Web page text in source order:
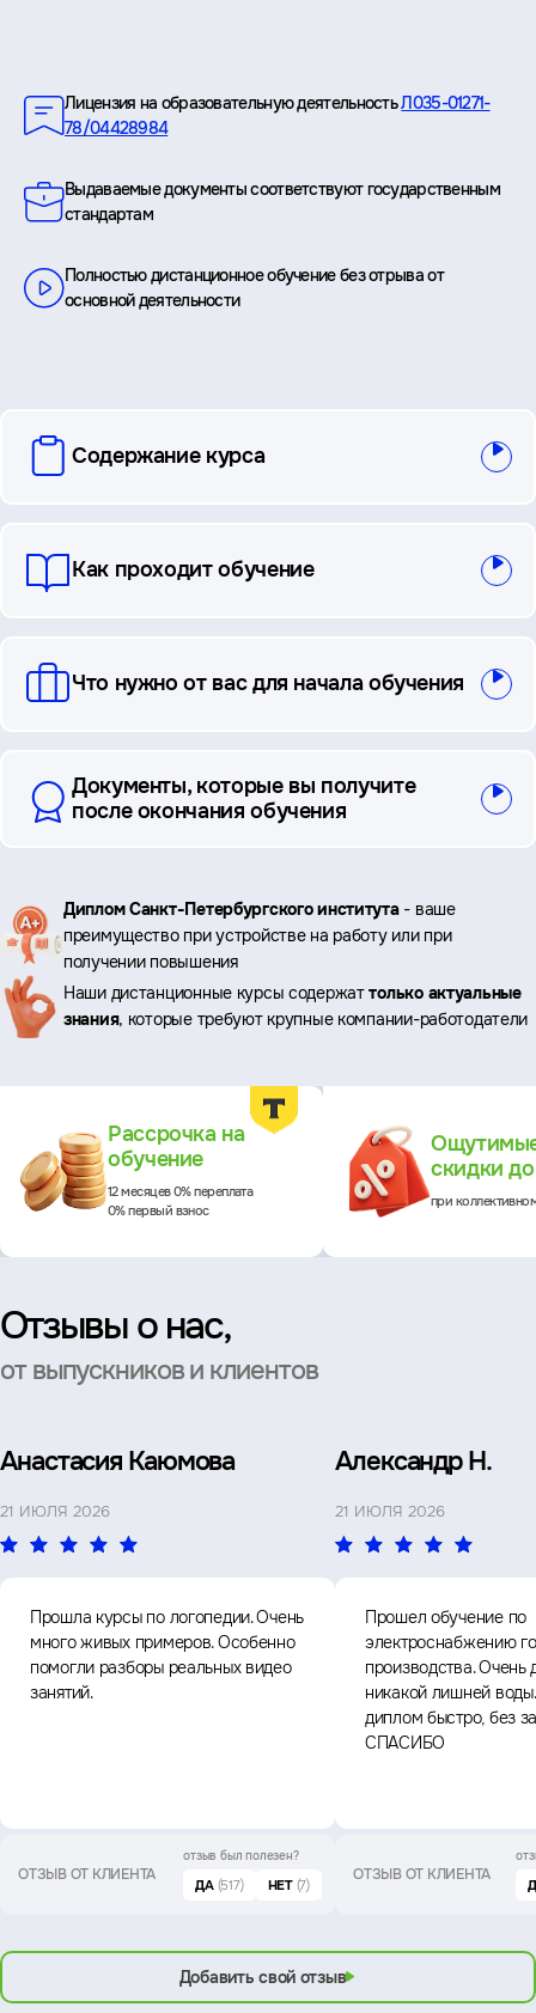
Лицензия на образовательную деятельностьЛ035-01271-
78/04428984
Выдаваемые документы соответствуют государственным
стандартам
Полностью дистанционное обучение без отрыва от
основной деятельности
вопросы
Содержание курса
Как проходит обучение
Что нужно от вас для начала обучения
Документы, которые вы получите
после окончания обучения
Ключевые
преимущества
Диплом Санкт-Петербургского института- ваше
преимущество при устройстве на работу или при
получении повышения
Наши дистанционные курсы содержаттолько актуальные
знания, которые требуют крупные компании-работодатели
Рассрочка на
обучение
12 месяцев 0% переплата
0% первый взнос
скидки
при
Отзывы о нас,
от выпускников и клиентов
Анастасия Каюмова
21 ИЮЛЯ 2026
Прошла курсы по логопедии. Очень
много живых примеров. Особенно
помогли разборы реальных видео
занятий.
ОТЗЫВ ОТ КЛИЕНТА
отзыв был полезен?
ДА (517) НЕТ (7)
Александр Н.
21 ИЮЛЯ 2026
Прошел обучение по
электроснабжению
производства. Очень
никакой лишней
диплом быстро, без
СПАСИБО
ОТЗЫВ ОТ КЛИЕНТА
Добавить свой отзыв